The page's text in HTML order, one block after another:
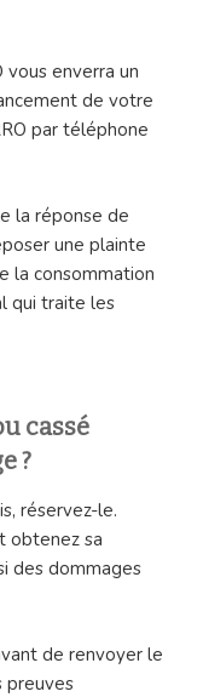
vous enverra un
de votre
par téléphone
la réponse de
une plainte
la consommation
qui traite les
cassé
?
réservez-le.
obtenez sa
des dommages
de renvoyer le
preuves